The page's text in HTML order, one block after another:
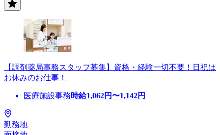
【調剤薬局事務スタッフ募集】資格・経験一切不要！日祝は
お休みのお仕事！
医療施設事務時給1,062円〜1,142円
勤務地